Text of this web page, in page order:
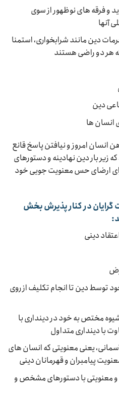
و فرقه های نوظهور از سوی
آنها
دین مانند شرابخواری، استمنا
هر دو راضی هستند
دین
انسان ها
امروز و نیافتن پاسخ قانع
زیر بار دین نهادینه و دستورهای
ارضای حس معنویت جویی خود
در کنار پذیرش بخش
دینی
توسط دین تا انجام تکلیف از روی
مختص به خود در دینداری با
با دینداری متداول
یعنی معنویتی که انسان های
پیامبران و قهرمانان دینی
و معنویتی با دستورهای مشخص و